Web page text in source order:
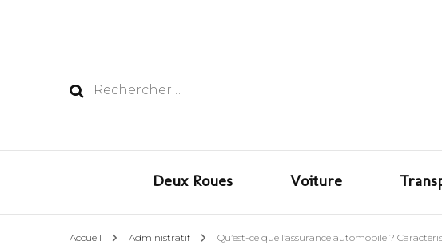
Rechercher :
Deux Roues Voiture
Accueil Administratif Qu’est-ce que l’assurance automobile ?